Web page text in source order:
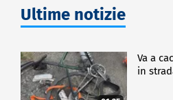
Ultime notizie
Va a
in